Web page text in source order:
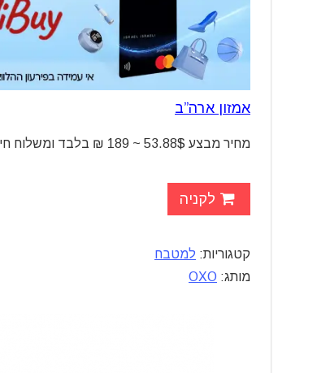
אמזון ארה”ב
מחיר מבצע 53.88$ ~ 189 ₪ בלבד ומשלוח חינם
לקניה
קטגוריות: למטבח
מותג: OXO